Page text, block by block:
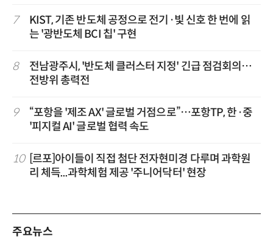
7
KIST, 기존 반도체 공정으로 전기·빛 신호 한 번에 읽
는 '광반도체 BCI 칩' 구현
8
전남광주시, '반도체 클러스터 지정' 긴급 점검회의…
전방위 총력전
9
“포항을 '제조 AX' 글로벌 거점으로”…포항TP, 한·중
'피지컬 AI' 글로벌 협력 속도
10
[르포]아이들이 직접 첨단 전자현미경 다루며 과학원
리 체득...과학체험 제공 '주니어닥터' 현장
주요뉴스